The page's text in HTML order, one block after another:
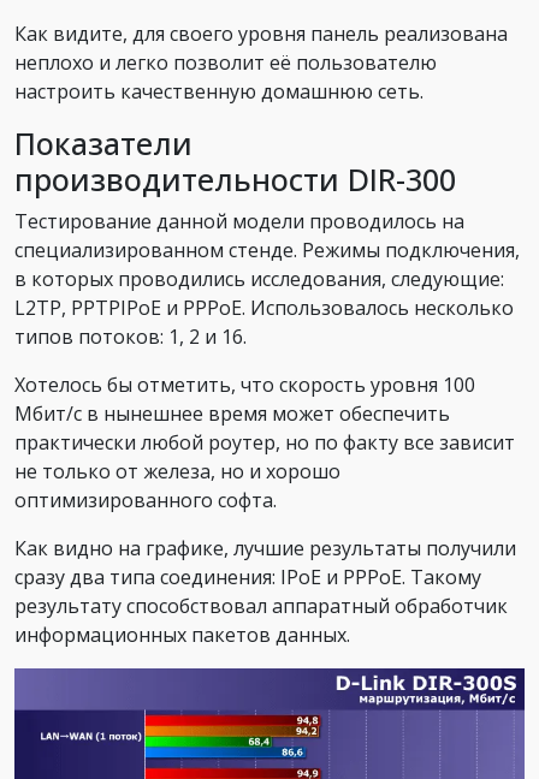
Как видите, для своего уровня панель реализована
неплохо и легко позволит её пользователю
настроить качественную домашнюю сеть.
Показатели
производительности DIR-300
Тестирование данной модели проводилось на
специализированном стенде. Режимы подключения,
в которых проводились исследования, следующие:
L2TP, PPTPIPoE и PPPoE. Использовалось несколько
типов потоков: 1, 2 и 16.
Хотелось бы отметить, что скорость уровня 100
Мбит/с в нынешнее время может обеспечить
практически любой роутер, но по факту все зависит
не только от железа, но и хорошо
оптимизированного софта.
Как видно на графике, лучшие результаты получили
сразу два типа соединения: IPoE и PPPoE. Такому
результату способствовал аппаратный обработчик
информационных пакетов данных.